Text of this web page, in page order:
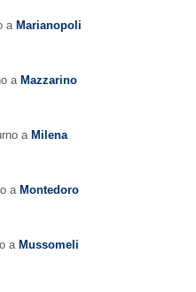
a Marianopoli
a Mazzarino
a Milena
a Montedoro
a Mussomeli